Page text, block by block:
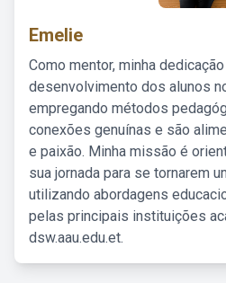
Emelie
Como mentor, minha
desenvolvimento dos alunos
empregando métodos
conexões genuínas e são
e paixão. Minha missão é
sua jornada para se tornarem
utilizando abordagens
pelas principais instituições
dsw.aau.edu.et.